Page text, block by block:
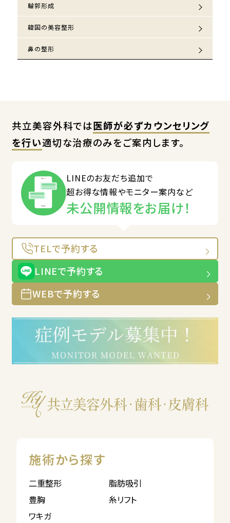
輪郭形成
韓国の美容整形
鼻の整形
共立美容外科では医師が必ずカウンセリング
を行い適切な治療のみをご案内します。
LINEのお友だち追加で
超お得な情報やモニター案内など
未公開情報をお届け！
TELで予約する
LINEで予約する
WEBで予約する
施術から探す
二重整形
脂肪吸引
豊胸
糸リフト
ワキガ